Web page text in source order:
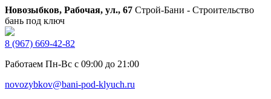
Новозыбков, Рабочая, ул., 67 Строй-Бани - Строительство
бань под ключ
8 (967) 669-42-82
Работаем Пн-Вс с 09:00 до 21:00
novozybkov@bani-pod-klyuch.ru